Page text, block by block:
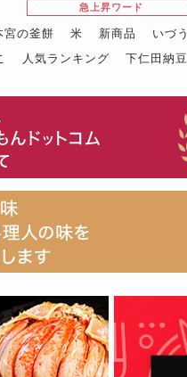
急上昇ワード
宮の釜餅 米 新商品 いづう
人気ランキング 下仁田納豆